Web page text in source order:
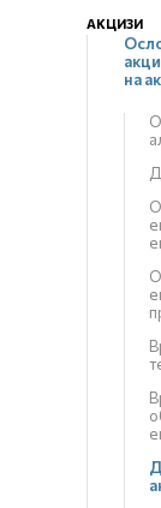
АКЦИЗИ
на